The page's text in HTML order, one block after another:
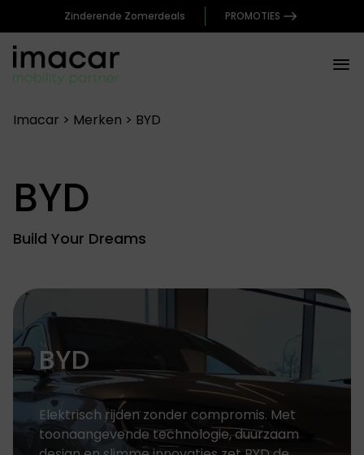
Zinderende Zomerdeals PROMOTIES
naarImacar > Merken > BYD
BYD
Build Your Dreams
BYD
Elektrisch rijden zonder compromis. Met
toonaangevende technologie, duurzaam